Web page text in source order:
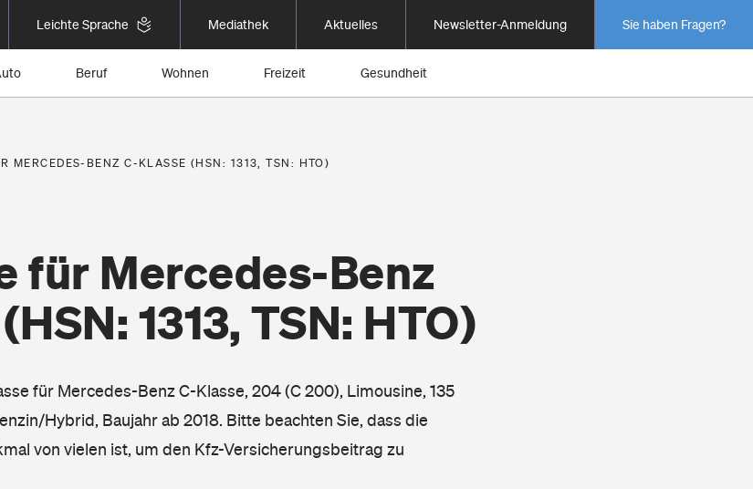
Leichte Sprache Mediathek Aktuelles Newsletter-Anmeldung Sie haben Fragen?
Beruf Wohnen Freizeit Gesundheit
MERCEDES-BENZ C-KLASSE (HSN: 1313, TSN: HTO)
für Mercedes-Benz
(HSN: 1313, TSN: HTO)
für Mercedes-Benz C-Klasse, 204 (C 200), Limousine, 135
Hybrid, Baujahr ab 2018. Bitte beachten Sie, dass die
von vielen ist, um den Kfz-Versicherungsbeitrag zu